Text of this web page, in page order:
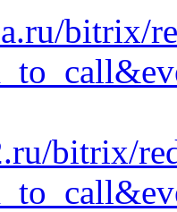
bitrix/
bitrix/